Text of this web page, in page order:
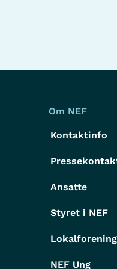
Om NEF
Kontaktinfo
Ansatte
Styret i NEF
NEF Ung